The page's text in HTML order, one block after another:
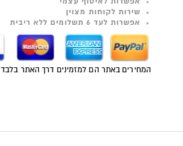
אפשרות לאיסוף עצמי
שירות לקוחות מצוין
אפשרות לעד 6 תשלומים ללא ריבית
המחירים באתר הם למזמינים דרך האתר בלבד